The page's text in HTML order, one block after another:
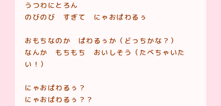
うつわにとろん
のびのび すぎて にゃおぱわるぅ
おもちなのか ぱわるぅか（どっちかな？）
なんか もちもち おいしそう（たべちゃいた
い！）
にゃおぱわるぅ？
にゃおぱわるぅ？？